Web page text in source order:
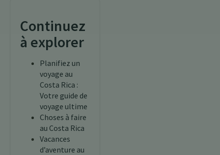
Continuez
à explorer
Planifiez un
voyage au
Costa Rica :
Votre guide de
voyage ultime
Choses à faire
au Costa Rica
Vacances
d’aventure au